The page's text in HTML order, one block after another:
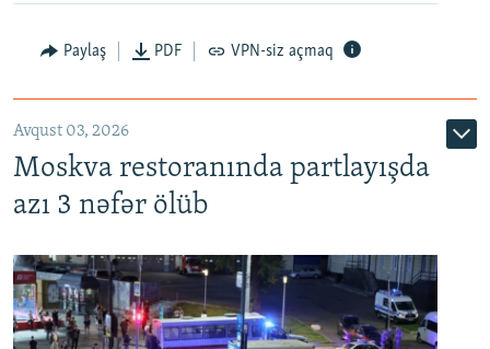
Paylaş PDF VPN-siz açmaq
Avqust 03, 2026
Moskva restoranında partlayışda
azı 3 nəfər ölüb